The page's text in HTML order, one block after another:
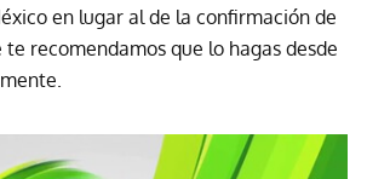
en lugar al de la confirmación de
te recomendamos que lo hagas desde